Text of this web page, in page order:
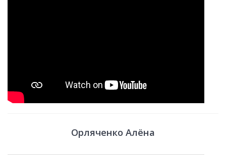
Орляченко Алёна